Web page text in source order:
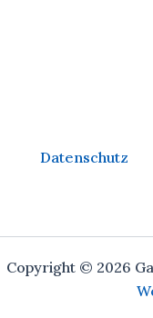
Datenschutz
Copyright © 2026